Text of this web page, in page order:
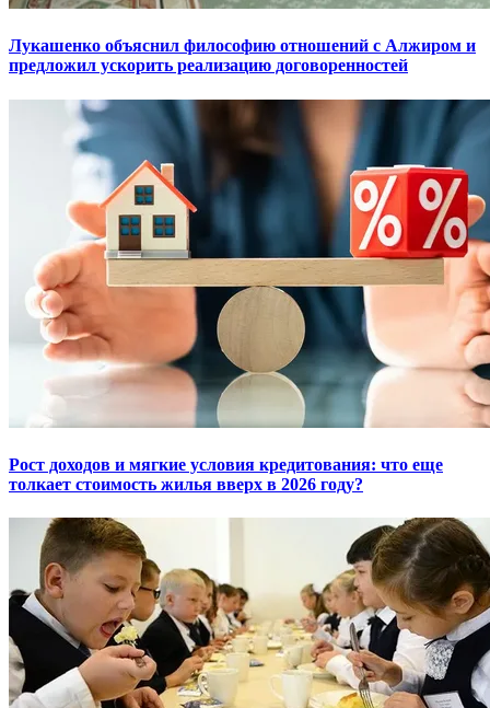
Лукашенко объяснил философию отношений с Алжиром и
предложил ускорить реализацию договоренностей
Рост доходов и мягкие условия кредитования: что еще
толкает стоимость жилья вверх в 2026 году?